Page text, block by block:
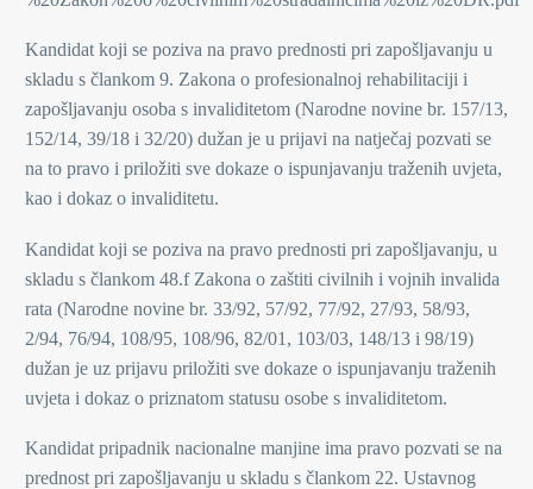
Kandidat koji se poziva na pravo prednosti pri zapošljavanju u
skladu s člankom 9. Zakona o profesionalnoj rehabilitaciji i
zapošljavanju osoba s invaliditetom (Narodne novine br. 157/13,
152/14, 39/18 i 32/20) dužan je u prijavi na natječaj pozvati se
na to pravo i priložiti sve dokaze o ispunjavanju traženih uvjeta,
kao i dokaz o invaliditetu.
Kandidat koji se poziva na pravo prednosti pri zapošljavanju, u
skladu s člankom 48.f Zakona o zaštiti civilnih i vojnih invalida
rata (Narodne novine br. 33/92, 57/92, 77/92, 27/93, 58/93,
2/94, 76/94, 108/95, 108/96, 82/01, 103/03, 148/13 i 98/19)
dužan je uz prijavu priložiti sve dokaze o ispunjavanju traženih
uvjeta i dokaz o priznatom statusu osobe s invaliditetom.
Kandidat pripadnik nacionalne manjine ima pravo pozvati se na
prednost pri zapošljavanju u skladu s člankom 22. Ustavnog